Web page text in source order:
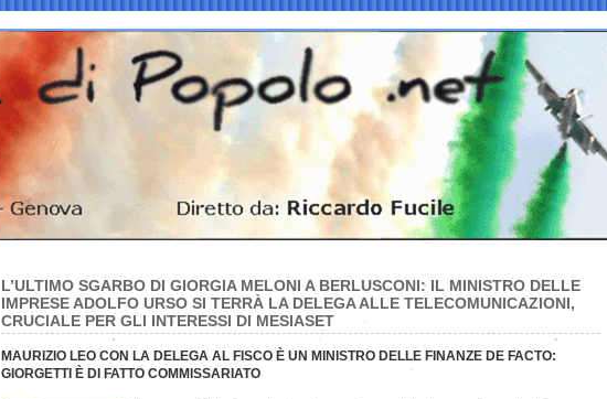
L’ULTIMO SGARBO DI GIORGIA MELONI A BERLUSCONI: IL MINISTRO DELLE
IMPRESE ADOLFO URSO SI TERRÀ LA DELEGA ALLE TELECOMUNICAZIONI,
CRUCIALE PER GLI INTERESSI DI MESIASET
MAURIZIO LEO CON LA DELEGA AL FISCO È UN MINISTRO DELLE FINANZE DE FACTO:
GIORGETTI È DI FATTO COMMISSARIATO